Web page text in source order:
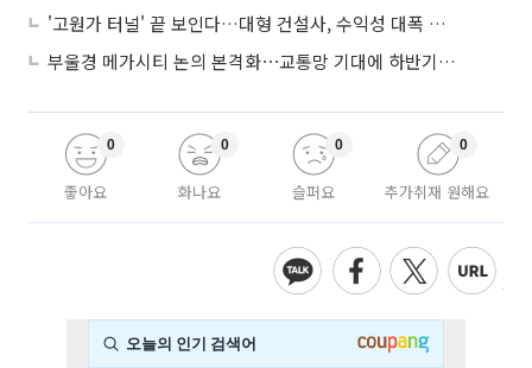
'고원가 터널' 끝 보인다…대형 건설사, 수익성 대폭 개선
부울경 메가시티 논의 본격화⋯교통망 기대에 하반기 분양시장 '주목'
좋아요
0
화나요
0
슬퍼요
0
추가취재 원해요
0